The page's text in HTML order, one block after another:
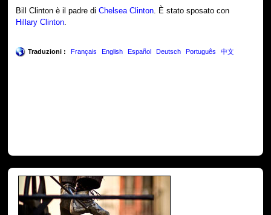
Bill Clinton è il padre diChelsea Clinton. È stato sposato con
Hillary Clinton.
Traduzioni : Français English Español Deutsch Português 中文